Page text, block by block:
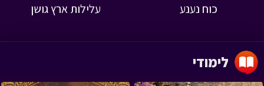
כוח נענע עלילות ארץ גושן